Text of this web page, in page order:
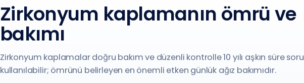
Zirkonyum kaplamanın ömrü ve
bakımı
Zirkonyum kaplamalar doğru bakım ve düzenli kontrolle 10 yılı aşkın süre
kullanılabilir; ömrünü belirleyen en önemli etken günlük ağız bakımıdır.